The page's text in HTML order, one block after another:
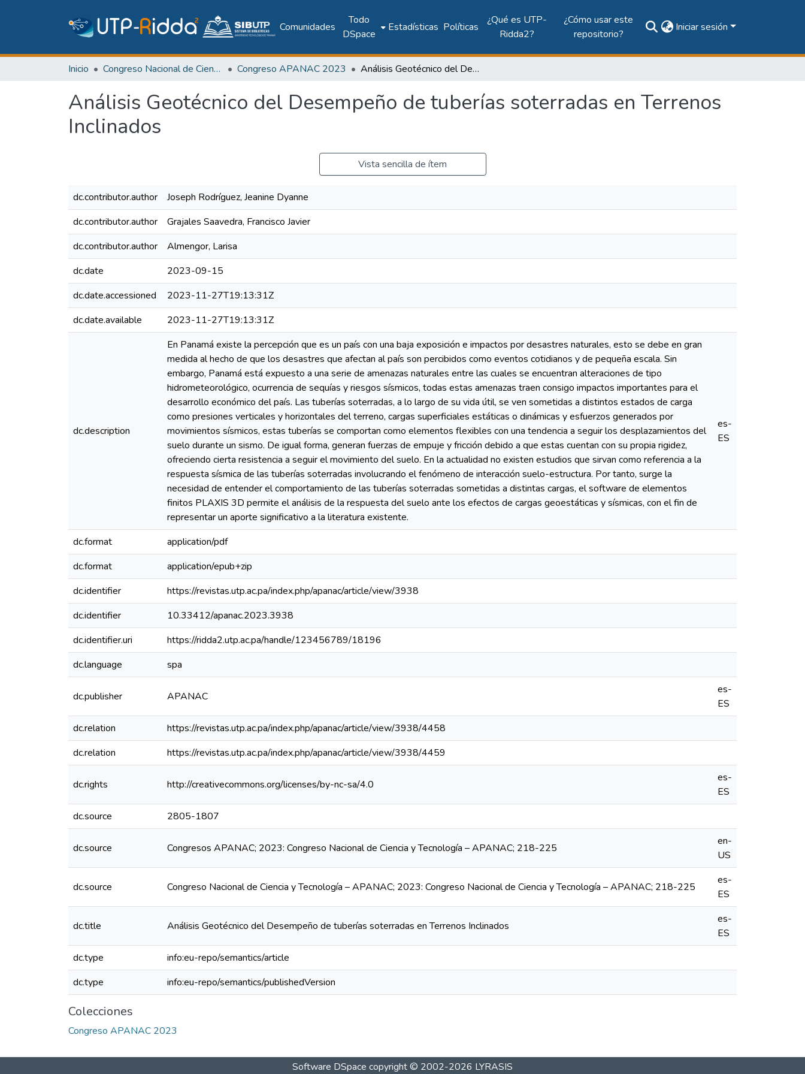
Comunidades
Todo
DSpace
Estadísticas Políticas
¿Qué es UTP-
Ridda2?
¿Cómo usar este
repositorio?
Iniciar sesión
Inicio Congreso Nacional de Ciencia y Tecnología – APANAC Congreso APANAC 2023 Análisis Geotécnico del Desempeño de tuberías soterradas en Terrenos Inclinados
Análisis Geotécnico del Desempeño de tuberías soterradas en Terrenos
Inclinados
Vista sencilla de ítem
dc.contributor.author
Joseph Rodríguez, Jeanine Dyanne
dc.contributor.author
Grajales Saavedra, Francisco Javier
dc.contributor.author
Almengor, Larisa
dc.date
2023-09-15
dc.date.accessioned
2023-11-27T19:13:31Z
dc.date.available
2023-11-27T19:13:31Z
dc.description
En Panamá existe la percepción que es un país con una baja exposición e impactos por desastres naturales, esto se debe en gran
medida al hecho de que los desastres que afectan al país son percibidos como eventos cotidianos y de pequeña escala. Sin
embargo, Panamá está expuesto a una serie de amenazas naturales entre las cuales se encuentran alteraciones de tipo
hidrometeorológico, ocurrencia de sequías y riesgos sísmicos, todas estas amenazas traen consigo impactos importantes para el
desarrollo económico del país. Las tuberías soterradas, a lo largo de su vida útil, se ven sometidas a distintos estados de carga
como presiones verticales y horizontales del terreno, cargas superficiales estáticas o dinámicas y esfuerzos generados por
movimientos sísmicos, estas tuberías se comportan como elementos flexibles con una tendencia a seguir los desplazamientos del
suelo durante un sismo. De igual forma, generan fuerzas de empuje y fricción debido a que estas cuentan con su propia rigidez,
ofreciendo cierta resistencia a seguir el movimiento del suelo. En la actualidad no existen estudios que sirvan como referencia a la
respuesta sísmica de las tuberías soterradas involucrando el fenómeno de interacción suelo-estructura. Por tanto, surge la
necesidad de entender el comportamiento de las tuberías soterradas sometidas a distintas cargas, el software de elementos
finitos PLAXIS 3D permite el análisis de la respuesta del suelo ante los efectos de cargas geoestáticas y sísmicas, con el fin de
representar un aporte significativo a la literatura existente.
es-
ES
dc.format
application/pdf
dc.format
application/epub+zip
dc.identifier
https://revistas.utp.ac.pa/index.php/apanac/article/view/3938
dc.identifier
10.33412/apanac.2023.3938
dc.identifier.uri
https://ridda2.utp.ac.pa/handle/123456789/18196
dc.language
spa
dc.publisher APANAC
es-
ES
dc.relation
https://revistas.utp.ac.pa/index.php/apanac/article/view/3938/4458
dc.relation
https://revistas.utp.ac.pa/index.php/apanac/article/view/3938/4459
dc.rights http://creativecommons.org/licenses/by-nc-sa/4.0
es-
ES
dc.source
2805-1807
dc.source Congresos APANAC; 2023: Congreso Nacional de Ciencia y Tecnología – APANAC; 218-225
en-
US
dc.source Congreso Nacional de Ciencia y Tecnología – APANAC; 2023: Congreso Nacional de Ciencia y Tecnología – APANAC; 218-225
es-
ES
dc.title Análisis Geotécnico del Desempeño de tuberías soterradas en Terrenos Inclinados
es-
ES
dc.type
info:eu-repo/semantics/article
dc.type
info:eu-repo/semantics/publishedVersion
Colecciones
Congreso APANAC 2023
Software DSpace copyright © 2002-2026 LYRASIS